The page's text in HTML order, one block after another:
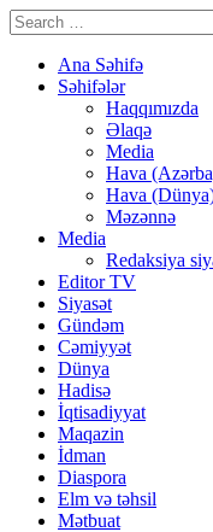
Ana Səhifə
Səhifələr
Haqqımızda
Əlaqə
Media
Hava
Hava
Məzənnə
Media
Redaksiya
Editor TV
Siyasət
Gündəm
Cəmiyyət
Dünya
Hadisə
İqtisadiyyat
Maqazin
İdman
Diaspora
Elm və təhsil
Mətbuat